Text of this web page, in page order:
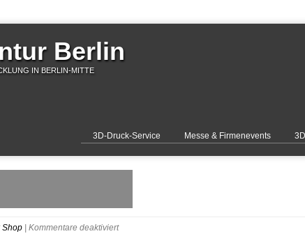
Berlin
IN BERLIN-MITTE
3D-Druck-Service Messe & Firmenevents
Shop Kommentare deaktiviertfür